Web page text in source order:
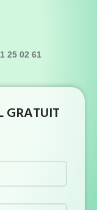
25 02 61
GRATUIT